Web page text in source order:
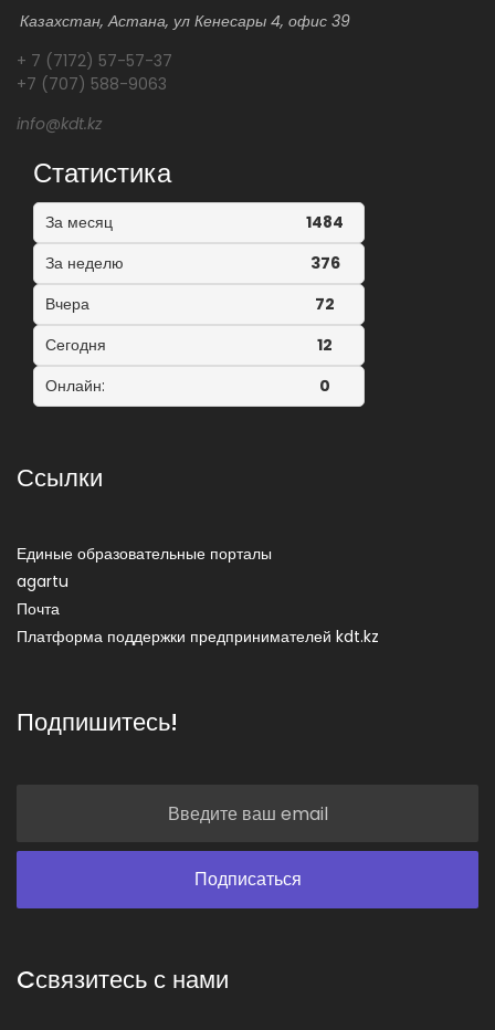
Казахстан, Астана, ул Кенесары 4, офис 39
+ 7 (7172) 57-57-37
+7 (707) 588-9063
info@kdt.kz
Статистика
За месяц
1484
За неделю
376
Вчера
72
Сегодня
12
Онлайн:
0
Ссылки
Единые образовательные порталы
agartu
Почта
Платформа поддержки предпринимателей kdt.kz
Подпишитесь!
Cсвязитесь с нами